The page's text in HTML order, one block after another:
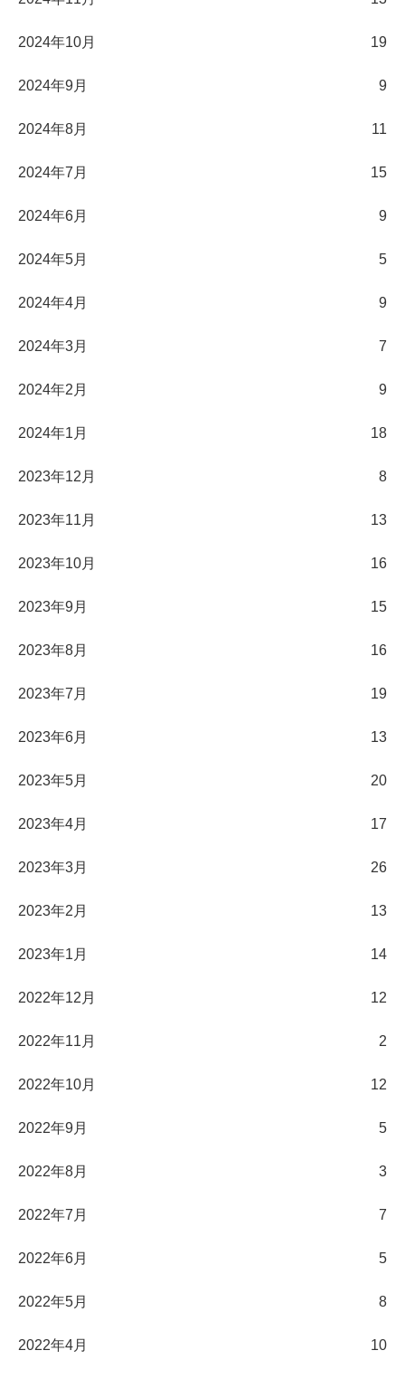
2024年10月 19
2024年9月 9
2024年8月 11
2024年7月 15
2024年6月 9
2024年5月 5
2024年4月 9
2024年3月 7
2024年2月 9
2024年1月 18
2023年12月 8
2023年11月 13
2023年10月 16
2023年9月 15
2023年8月 16
2023年7月 19
2023年6月 13
2023年5月 20
2023年4月 17
2023年3月 26
2023年2月 13
2023年1月 14
2022年12月 12
2022年11月 2
2022年10月 12
2022年9月 5
2022年8月 3
2022年7月 7
2022年6月 5
2022年5月 8
2022年4月 10